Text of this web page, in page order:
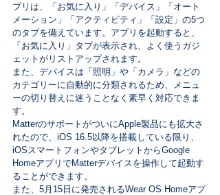
プリは、「お気に入り」「デバイス」「オート
メーション」「アクティビティ」「設定」の5つ
のタブを備えています。アプリを起動すると、
「お気に入り」タブが表示され、よく使うガジ
ェットがリストアップされます。
また、デバイスは「照明」や「カメラ」などの
カテゴリーに自動的に分類されるため、メニュ
ーの切り替えに迷うことなく素早く対応できま
す。
MatterのサポートがついにApple製品にも拡大さ
れたので、iOS 16.5以降を搭載している限り、
iOSスマートフォンやタブレットからGoogle
HomeアプリでMatterデバイスを操作して起動す
ることができます。
また、5月15日に発売されるWear OS Homeアプ